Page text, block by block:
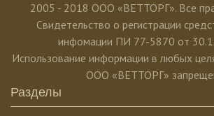
2005 - 2018 ООО «ВЕТТОРГ». Все
Свидетельство о регистрации
инфомации ПИ 77-5870 от
Использование информации в любых
ООО «ВЕТТОРГ»
Разделы